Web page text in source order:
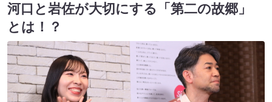
河口と岩佐が大切にする「第二の故郷」
とは！？